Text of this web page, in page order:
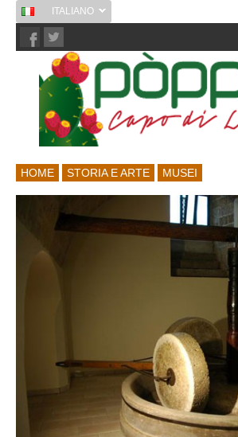
ITALIANO
HOME STORIA E ARTE MUSEI